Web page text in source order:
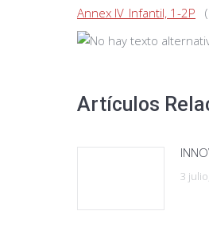
Annex IV_Infantil, 1-2P
Artículos
3